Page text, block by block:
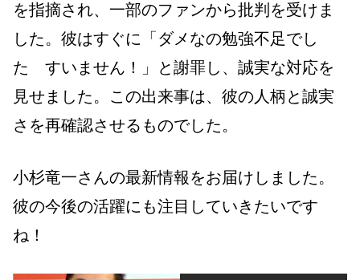
を指摘され、一部のファンから批判を受けま
した。彼はすぐに「ダメなの勉強不足でし
た すいません！」と謝罪し、誠実な対応を
見せました。この出来事は、彼の人柄と誠実
さを再確認させるものでした。
小杉竜一さんの最新情報をお届けしました。
彼の今後の活躍にも注目していきたいです
ね！